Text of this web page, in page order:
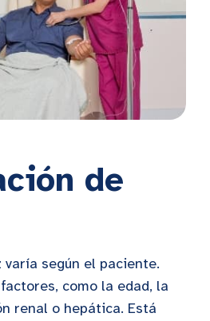
de
varía según el paciente.
como la edad, la
renal o hepática. Está